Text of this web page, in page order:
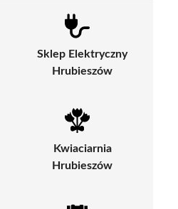
Sklep Elektryczny
Hrubieszów
Kwiaciarnia
Hrubieszów